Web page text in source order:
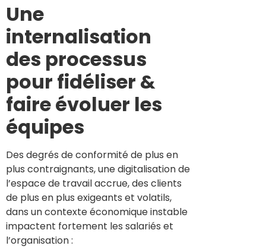
Une
internalisation
des processus
pour fidéliser &
faire évoluer les
équipes
Des degrés de conformité de plus en
plus contraignants, une digitalisation de
l’espace de travail accrue, des clients
de plus en plus exigeants et volatils,
dans un contexte économique instable
impactent fortement les salariés et
l’organisation :